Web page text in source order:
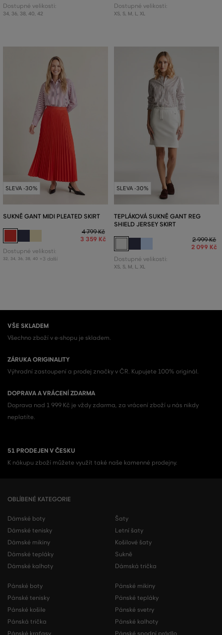
Dostupné velikosti:
34 36, 38, 40 42
Dostupné velikosti:
XS, S, M L XL
SLEVA -30%
SUKNĚ GANT MIDI PLEATED SKIRT
4 799 Kč
3 359 Kč
Dostupné velikosti:
32 34 36 38 40 +3 další
SLEVA -30%
TEPLÁKOVÁ SUKNĚ GANT REG
SHIELD JERSEY SKIRT
2 999 Kč
2 099 Kč
Dostupné velikosti:
XS, S, M, L, XL
VŠE SKLADEM
Všechno zboží v e-shopu je skladem.
ZÁRUKA ORIGINALITY
Výhradní zastoupení a prodej značky v ČR. Kupujete 100% originál.
DOPRAVA A VRÁCENÍ ZDARMA
Doprava nad 1 999 Kč je vždy zdarma, za vrácení zboží u nás nikdy
neplatíte.
51 PRODEJEN V ČESKU
K nákupu zboží můžete využít také naše kamenné prodejny.
OBLÍBENÉ KATEGORIE
Dámské boty
Dámské tenisky
Dámské mikiny
Dámské tepláky
Dámské kalhoty
Šaty
Letní šaty
Košilové šaty
Sukně
Dámská trička
Pánské boty
Pánské tenisky
Pánské košile
Pánská trička
Pánské kraťasy
Pánské mikiny
Pánské tepláky
Pánské svetry
Pánské kalhoty
Pánské spodní prádlo